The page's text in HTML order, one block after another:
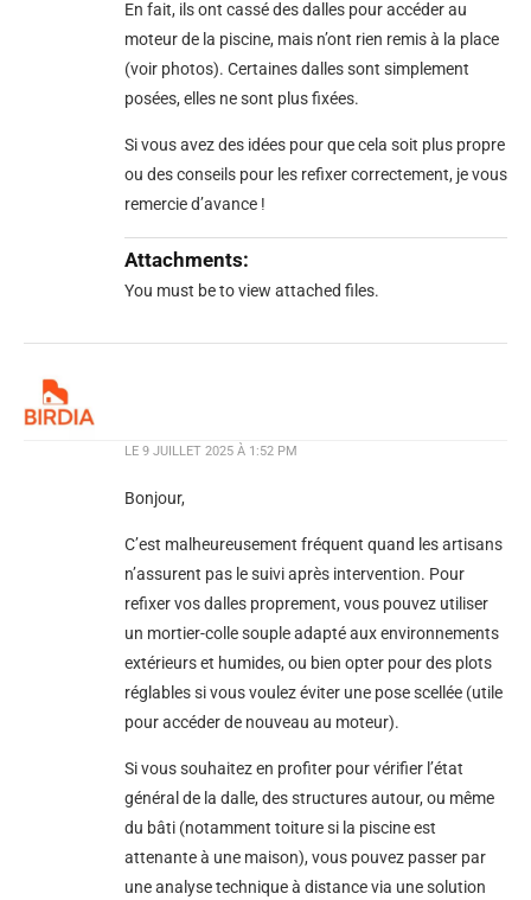
En fait, ils ont cassé des dalles pour accéder au
moteur de la piscine, mais n’ont rien remis à la place
(voir photos). Certaines dalles sont simplement
posées, elles ne sont plus fixées.
Si vous avez des idées pour que cela soit plus propre
ou des conseils pour les refixer correctement, je vous
remercie d’avance !
Attachments:
You must beto view attached files.
LE 9 JUILLET 2025 À 1:52 PM
Bonjour,
C’est malheureusement fréquent quand les artisans
n’assurent pas le suivi après intervention. Pour
refixer vos dalles proprement, vous pouvez utiliser
un mortier-colle souple adapté aux environnements
extérieurs et humides, ou bien opter pour des plots
réglables si vous voulez éviter une pose scellée (utile
pour accéder de nouveau au moteur).
Si vous souhaitez en profiter pour vérifier l’état
général de la dalle, des structures autour, ou même
du bâti (notamment toiture si la piscine est
attenante à une maison), vous pouvez passer par
une analyse technique à distance via une solution